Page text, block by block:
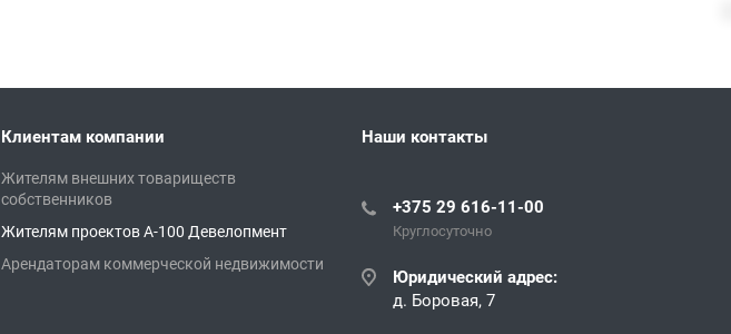
Клиентам компании
Жителям внешних товариществ
собственников
Жителям проектов А-100 Девелопмент
Арендаторам коммерческой недвижимости
Наши контакты
+375 29 616-11-00
Круглосуточно
Юридический адрес:
д. Боровая, 7